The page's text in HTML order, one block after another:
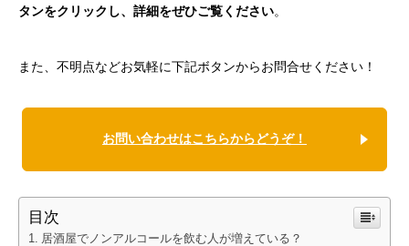
タンをクリックし、詳細をぜひご覧ください。
また、不明点などお気軽に下記ボタンからお問合せください！
お問い合わせはこちらからどうぞ！
目次
居酒屋でノンアルコールを飲む人が増えている？